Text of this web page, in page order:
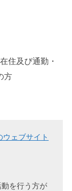
住及び通勤・
方
ウェブサイ ト
動を行う方が